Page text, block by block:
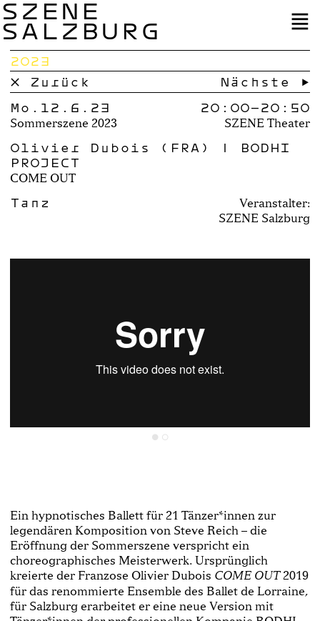
SZENE
SALZBURG
2023
× Zurück
Nächste →
Mo.12.6.23
Sommerszene 2023
20:00–20:50
SZENE Theater
Olivier Dubois (FRA) | BODHI
PROJECT
COME OUT
Tanz
Veranstalter:
SZENE Salzburg
Ein hypnotisches Ballett für 21 Tänzer*innen zur
legendären Komposition von Steve Reich – die
Eröffnung der Sommerszene verspricht ein
choreographisches Meisterwerk. Ursprünglich
kreierte der Franzose Olivier Dubois COME OUT2019
für das renommierte Ensemble des Ballet de Lorraine,
für Salzburg erarbeitet er eine neue Version mit